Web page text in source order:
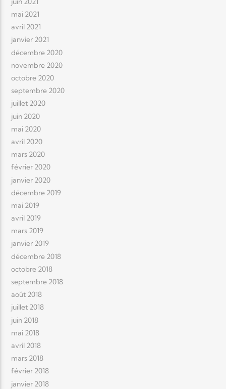
mai 2021
avril 2021
janvier 2021
décembre 2020
novembre 2020
octobre 2020
septembre 2020
juillet 2020
juin 2020
mai 2020
avril 2020
mars 2020
février 2020
janvier 2020
décembre 2019
mai 2019
avril 2019
mars 2019
janvier 2019
décembre 2018
octobre 2018
septembre 2018
août 2018
juillet 2018
juin 2018
mai 2018
avril 2018
mars 2018
février 2018
janvier 2018